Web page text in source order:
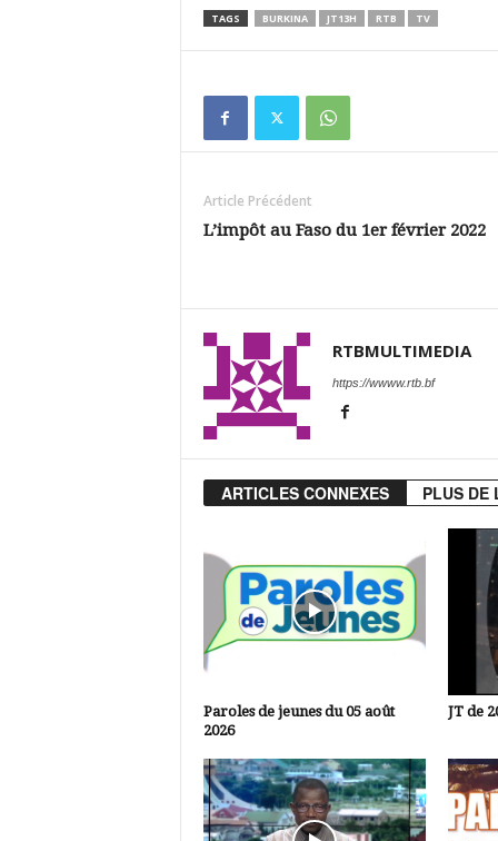
TAGS BURKINA JT13H RTB TV
Article Précédent
L’impôt au Faso du 1er février 2022
RTBMULTIMEDIA
https://wwww.rtb.bf
ARTICLES CONNEXES PLUS DE
Paroles de jeunes du 05 août
2026
JT de